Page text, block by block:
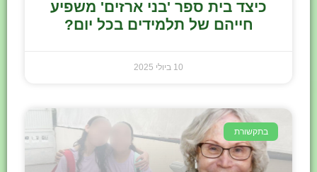
כיצד בית ספר 'בני ארזים' משפיע
חייהם של תלמידים בכל יום?
10 ביולי 2025
בתקשורת